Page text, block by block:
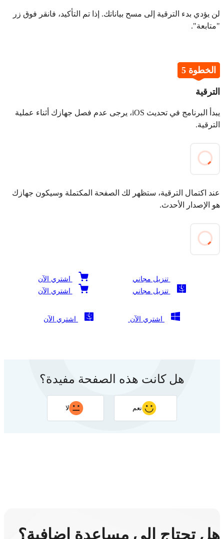
لن يؤدي بدء الترقية إلى مسح بياناتك. إذا تم التأكيد، فانقر فوق زر
"متابعة".
الخطوة 5
الترقية
يبدأ البرنامج في تحديث iOS، يرجى عدم فصل جهازك أثناء عملية
الترقية.
عند اكتمال الترقية، ستظهر لك الصفحة المكتملة وسيكون جهازك
هو الإصدار الأحدث.
تنزيل مجاني
اشتري الآن
تنزيل مجاني
اشتري الآن
اشتري الآن اشتري الآن
هل كانت هذه الصفحة مفيدة؟
نعم لا
هل تحتاج إلى مساعدة إضافية؟